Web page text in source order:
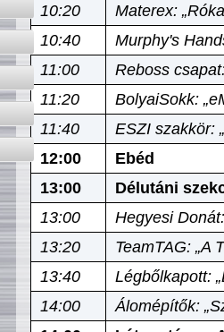
10:20
Materex:
10:40
Murphy's
11:00
Reboss
11:20
BolyaiSokk:
11:40
ESZI szakkör:
12:00
Ebéd
13:00
Délutáni
13:00
Hegyesi
13:20
TeamTAG: „A
13:40
Légbőlkapott:
14:00
Álomépítők: